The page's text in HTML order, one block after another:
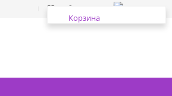
Избранное
Корзина